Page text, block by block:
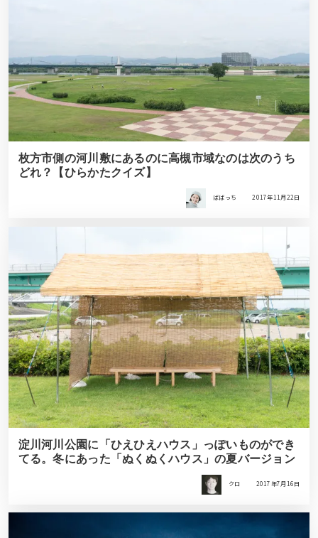
枚方市側の河川敷にあるのに高槻市域なのは次のうち
どれ？【ひらかたクイズ】
ばばっち 2017年11月22日
淀川河川公園に「ひえひえハウス」っぽいものができ
てる。冬にあった「ぬくぬくハウス」の夏バージョン
クロ 2017年7月16日